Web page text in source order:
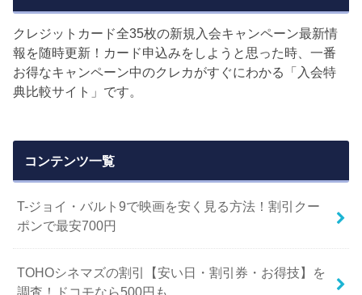
クレジットカード全35枚の新規入会キャンペーン最新情
報を随時更新！カード申込みをしようと思った時、一番
お得なキャンペーン中のクレカがすぐにわかる「入会特
典比較サイト」です。
コンテンツ一覧
T-ジョイ・バルト9で映画を安く見る方法！割引クー
ポンで最安700円
TOHOシネマズの割引【安い日・割引券・お得技】を
調査！ドコモなら500円も